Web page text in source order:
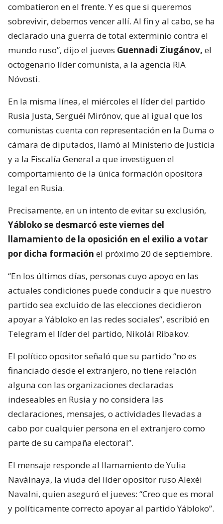
combatieron en el frente. Y es que si queremos
sobrevivir, debemos vencer allí. Al fin y al cabo, se ha
declarado una guerra de total exterminio contra el
mundo ruso”, dijo el jueves Guennadi Ziugánov, el
octogenario líder comunista, a la agencia RIA
Nóvosti.
En la misma línea, el miércoles el líder del partido
Rusia Justa, Serguéi Mirónov, que al igual que los
comunistas cuenta con representación en la Duma o
cámara de diputados, llamó al Ministerio de Justicia
y a la Fiscalía General a que investiguen el
comportamiento de la única formación opositora
legal en Rusia.
Precisamente, en un intento de evitar su exclusión,
Yábloko se desmarcó este viernes del
llamamiento de la oposición en el exilio a votar
por dicha formación el próximo 20 de septiembre.
“En los últimos días, personas cuyo apoyo en las
actuales condiciones puede conducir a que nuestro
partido sea excluido de las elecciones decidieron
apoyar a Yábloko en las redes sociales”, escribió en
Telegram el líder del partido, Nikolái Ribakov.
El político opositor señaló que su partido “no es
financiado desde el extranjero, no tiene relación
alguna con las organizaciones declaradas
indeseables en Rusia y no considera las
declaraciones, mensajes, o actividades llevadas a
cabo por cualquier persona en el extranjero como
parte de su campaña electoral”.
El mensaje responde al llamamiento de Yulia
Naválnaya, la viuda del líder opositor ruso Alexéi
Navalni, quien aseguró el jueves: “Creo que es moral
y políticamente correcto apoyar al partido Yábloko”.